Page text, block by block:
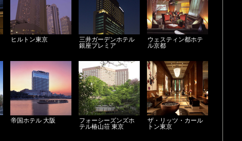
ヒルトン東京
三井ガーデンホテル
銀座プレミア
ウェスティン都ホテ
ル京都
帝国ホテル 大阪
フォーシーズンズホ
テル椿山荘 東京
ザ・リッツ・カール
トン東京